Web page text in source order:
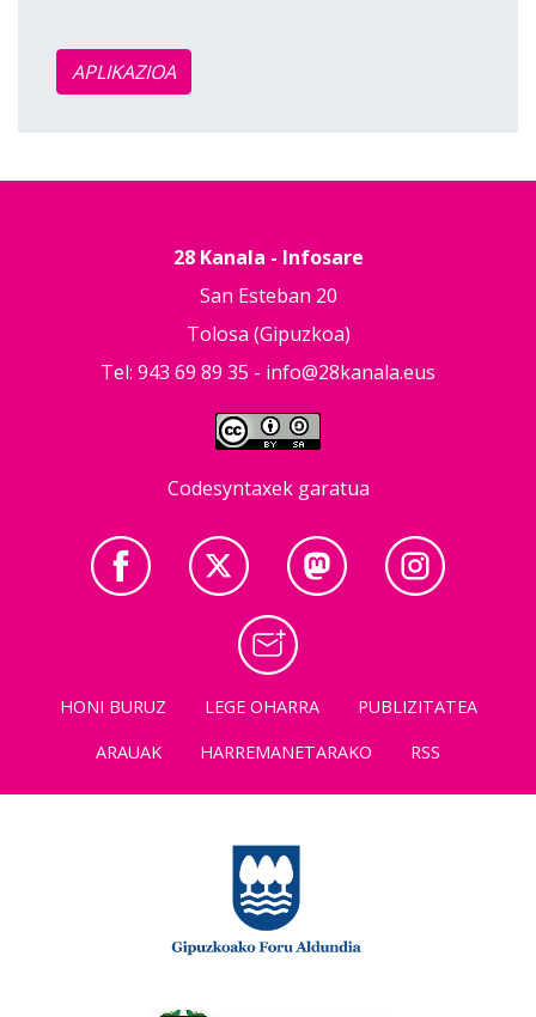
APLIKAZIOA
28 Kanala - Infosare
San Esteban 20
Tolosa (Gipuzkoa)
Tel: 943 69 89 35 - info@28kanala.eus
Codesyntaxek garatua
HONI BURUZ LEGE OHARRA
PUBLIZITATEA
ARAUAK
HARREMANETARAKO RSS